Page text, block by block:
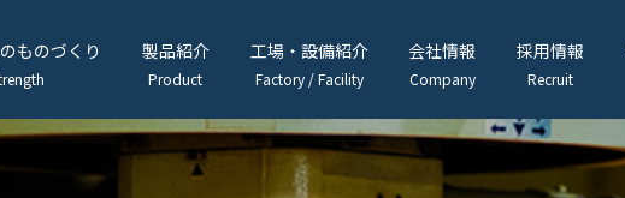
のものづくり 製品紹介 工場 ・ 設備紹介 会社情報 採用情報